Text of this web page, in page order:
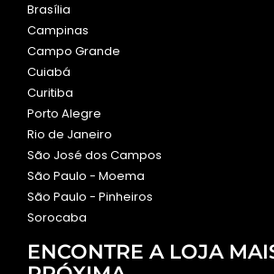
Brasília
Campinas
Campo Grande
Cuiabá
Curitiba
Porto Alegre
Rio de Janeiro
São José dos Campos
São Paulo - Moema
São Paulo - Pinheiros
Sorocaba
ENCONTRE A LOJA